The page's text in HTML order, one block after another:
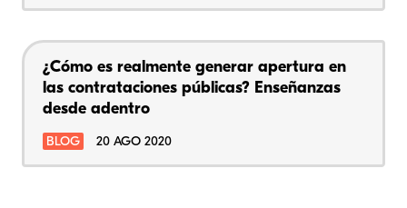
¿Cómo es realmente generar apertura en
las contrataciones públicas? Enseñanzas
desde adentro
BLOG 20 AGO 2020